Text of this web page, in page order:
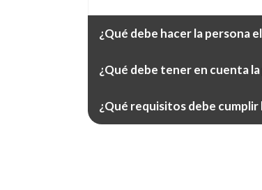
¿Qué debe hacer la persona
¿Qué debe tener en cuenta
¿Qué requisitos debe cumplir